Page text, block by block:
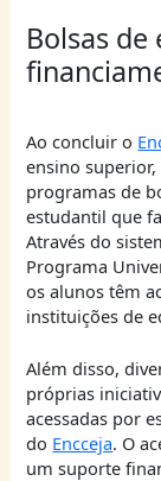
Bolsas
Ao concluir o
ensino
programas de
estudantil que
Através do
Programa
os alunos têm
instituições de
Além disso,
próprias
acessadas por
do Encceja. O
um suporte